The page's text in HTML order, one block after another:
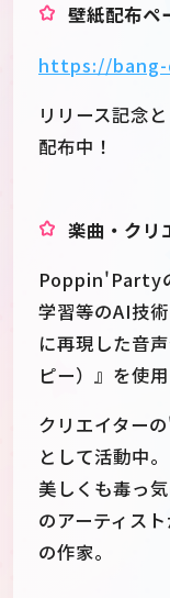
壁紙配布ペ
https://bang-
リリース記念
配布中！
楽曲・クリ
Poppin'Party
学習等のAI技
に再現した音
ピー）』を使用
クリエイター
として活動中。
美しくも毒っ
のアーティス
の作家。